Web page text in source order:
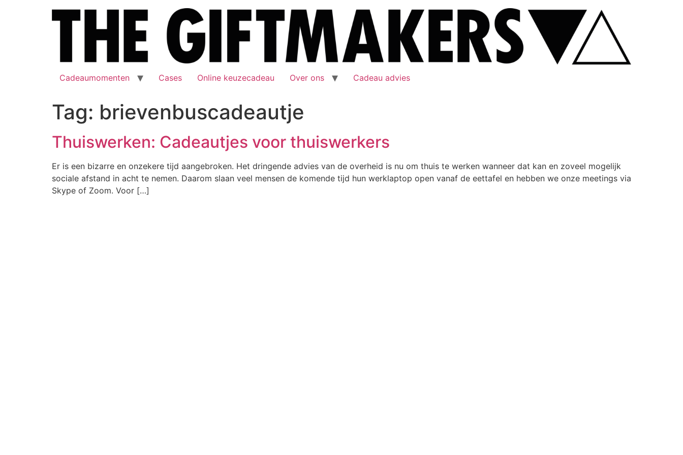
Cadeaumomenten Cases Online keuzecadeau Over ons Cadeau advies
Tag: brievenbuscadeautje
Thuiswerken: Cadeautjes voor thuiswerkers
Er is een bizarre en onzekere tijd aangebroken. Het dringende advies van de overheid is nu om thuis te werken wanneer dat kan en zoveel mogelijk
sociale afstand in acht te nemen. Daarom slaan veel mensen de komende tijd hun werklaptop open vanaf de eettafel en hebben we onze meetings via
Skype of Zoom. Voor […]